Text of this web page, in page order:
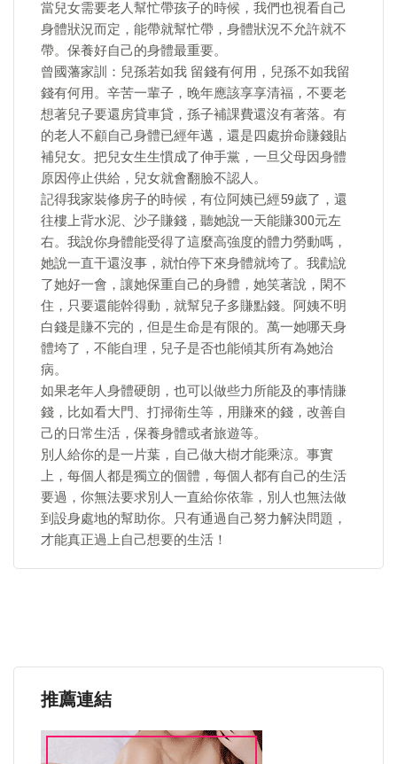
當兒女需要老人幫忙帶孩子的時候，我們也視看自己
身體狀況而定，能帶就幫忙帶，身體狀況不允許就不
帶。保養好自己的身體最重要。
曾國藩家訓：兒孫若如我 留錢有何用，兒孫不如我留
錢有何用。辛苦一輩子，晚年應該享享清福，不要老
想著兒子要還房貸車貸，孫子補課費還沒有著落。有
的老人不顧自己身體已經年邁，還是四處拚命賺錢貼
補兒女。把兒女生生慣成了伸手黨，一旦父母因身體
原因停止供給，兒女就會翻臉不認人。
記得我家裝修房子的時候，有位阿姨已經59歲了，還
往樓上背水泥、沙子賺錢，聽她說一天能賺300元左
右。我說你身體能受得了這麼高強度的體力勞動嗎，
她說一直干還沒事，就怕停下來身體就垮了。我勸說
了她好一會，讓她保重自己的身體，她笑著說，閑不
住，只要還能幹得動，就幫兒子多賺點錢。阿姨不明
白錢是賺不完的，但是生命是有限的。萬一她哪天身
體垮了，不能自理，兒子是否也能傾其所有為她治
病。
如果老年人身體硬朗，也可以做些力所能及的事情賺
錢，比如看大門、打掃衛生等，用賺來的錢，改善自
己的日常生活，保養身體或者旅遊等。
別人給你的是一片葉，自己做大樹才能乘涼。事實
上，每個人都是獨立的個體，每個人都有自己的生活
要過，你無法要求別人一直給你依靠，別人也無法做
到設身處地的幫助你。只有通過自己努力解決問題，
才能真正過上自己想要的生活！
推薦連結